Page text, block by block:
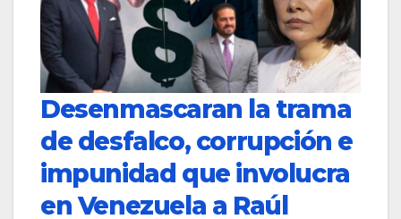
Desenmascaran la trama
de desfalco, corrupción e
impunidad que involucra
en Venezuela a Raúl